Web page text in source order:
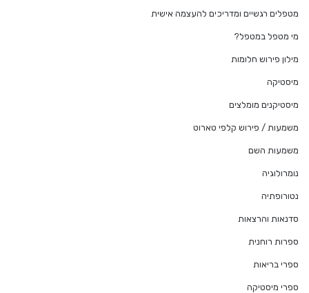
מטפלים רגשיים ומדריכים להעצמה אישית
מי מטפל במטפל?
מילון פירוש חלומות
מיסטיקה
מיסטיקנים מומלצים
משמעות / פירוש קלפי טארוט
משמעות השם
נומרולוגיה
נטורופתיה
סדנאות והרצאות
ספרות רוחנית
ספרי בריאות
ספרי מיסטיקה